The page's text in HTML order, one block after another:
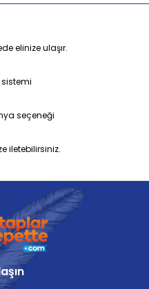
elinize ulaşır.
seçeneği
iletebilirsiniz.